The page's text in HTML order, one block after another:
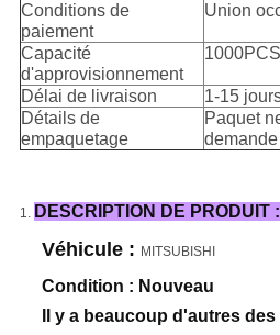
Conditions de
paiement
Union
Capacité
d'approvisionnement
Délai de livraison
1-15
Détails de
empaquetage
Paquet
1. DESCRIPTION DE PRODUIT :
Véhicule : MITSUBISHI
Condition : Nouveau
Il y a beaucoup d'autres